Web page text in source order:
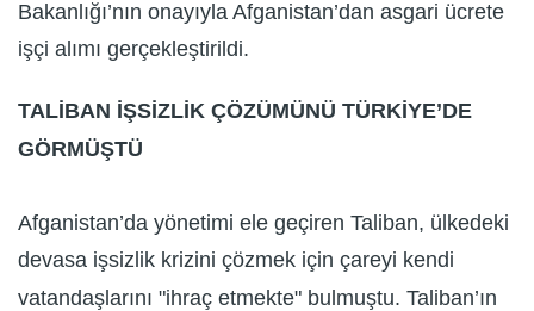
Bakanlığı’nın onayıyla Afganistan’dan asgari ücrete
işçi alımı gerçekleştirildi.
TALİBAN İŞSİZLİK ÇÖZÜMÜNÜ TÜRKİYE’DE
GÖRMÜŞTÜ
Afganistan’da yönetimi ele geçiren Taliban, ülkedeki
devasa işsizlik krizini çözmek için çareyi kendi
vatandaşlarını "ihraç etmekte" bulmuştu. Taliban’ın